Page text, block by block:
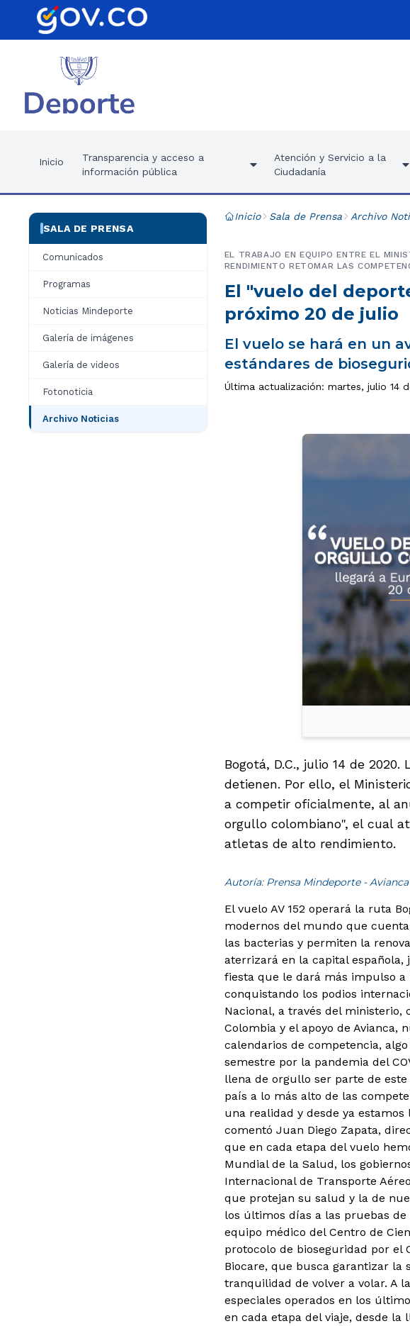
Inicio
Transparencia y acceso a
información pública
Atención y Servicio a la
Ciudadanía
SALA DE PRENSA
Comunicados
Programas
Noticias Mindeporte
Galería de imágenes
Galería de videos
Fotonoticia
Archivo Noticias
Inicio Sala de Prensa Archivo
El "vuelo del
próximo 20 de julio
El vuelo se hará en un
estándares de
EL TRABAJO EN EQUIPO ENTRE EL
RENDIMIENTO RETOMAR LAS
Última actualización: martes, julio 14
Bogotá, D.C., julio 14 de
detienen. Por ello, el
a competir oficialmente, al
orgullo colombiano", el cual
atletas de alto rendimiento.
Autoría: Prensa Mindeporte - Avianca
El vuelo AV 152 operará la ruta
modernos del mundo que
las bacterias y permiten la
aterrizará en la capital
fiesta que le dará más impulso
conquistando los podios
Nacional, a través del ministerio,
Colombia y el apoyo de
calendarios de competencia,
semestre por la pandemia del
llena de orgullo ser parte de
país a lo más alto de las
una realidad y desde ya
comentó Juan Diego Zapata,
que en cada etapa del vuelo
Mundial de la Salud, los
Internacional de Transporte
que protejan su salud y la de
los últimos días a las pruebas de
equipo médico del Centro de
protocolo de bioseguridad por el
Biocare, que busca garantizar la
tranquilidad de volver a volar. A
especiales operados en los
en cada etapa del viaje, desde la